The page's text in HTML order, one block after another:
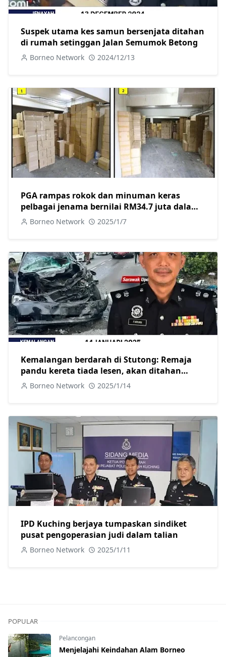
Suspek utama kes samun bersenjata ditahan
di rumah setinggan Jalan Semumok Betong
Borneo Network 2024/12/13
PGA rampas rokok dan minuman keras
pelbagai jenama bernilai RM34.7 juta dalam
dua serbuan berasingan di Kuching
Borneo Network 2025/1/7
Kemalangan berdarah di Stutong: Remaja
pandu kereta tiada lesen, akan ditahan
selepas dirawat
Borneo Network 2025/1/14
IPD Kuching berjaya tumpaskan sindiket
pusat pengoperasian judi dalam talian
Borneo Network 2025/1/11
POPULAR
Pelancongan
Menjelajahi Keindahan Alam Borneo